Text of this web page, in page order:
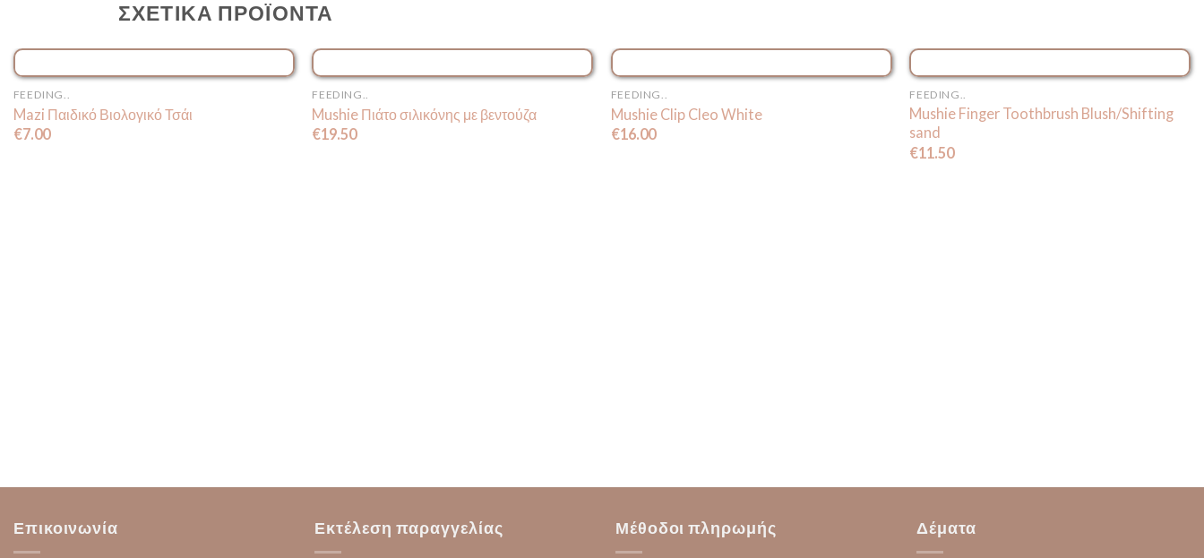
ΣΧΕΤΙΚΆ ΠΡΟΪΌΝΤΑ
FEEDING..
Mazi Παιδικό Βιολογικό Τσάι
€7.00
FEEDING..
Mushie Πιάτο σιλικόνης με βεντούζα
€19.50
FEEDING..
Mushie Clip Cleo White
€16.00
FEEDING..
Mushie Finger Toothbrush Blush/Shifting
sand
€11.50
Επικοινωνία Εκτέλεση παραγγελίας Μέθοδοι πληρωμής Δέματα